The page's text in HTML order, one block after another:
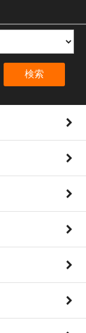
検索